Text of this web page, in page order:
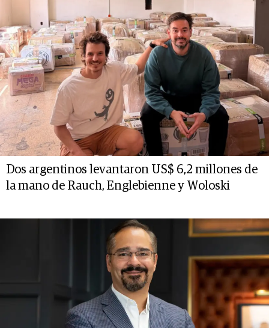
Dos argentinos levantaron US$ 6,2 millones de
la mano de Rauch, Englebienne y Woloski